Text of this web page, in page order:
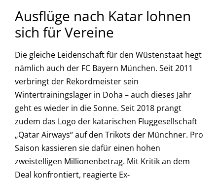
Ausflüge nach Katar lohnen
sich für Vereine
Die gleiche Leidenschaft für den Wüstenstaat hegt
nämlich auch der FC Bayern München. Seit 2011
verbringt der Rekordmeister sein
Wintertrainingslager in Doha – auch dieses Jahr
geht es wieder in die Sonne. Seit 2018 prangt
zudem das Logo der katarischen Fluggesellschaft
„Qatar Airways“ auf den Trikots der Münchner. Pro
Saison kassieren sie dafür einen hohen
zweistelligen Millionenbetrag. Mit Kritik an dem
Deal konfrontiert, reagierte Ex-